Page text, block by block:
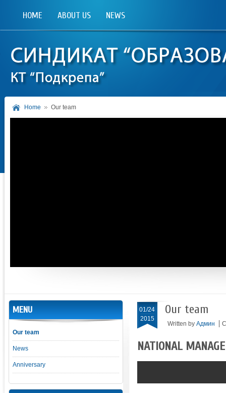
HOME ABOUT US NEWS
Home Our team
01/24
2015
Our team
Written by Админ
NATIONAL
MENU
Our team
News
Anniversary